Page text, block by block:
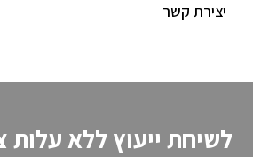
יצירת קשר
לשיחת ייעוץ ללא עלות